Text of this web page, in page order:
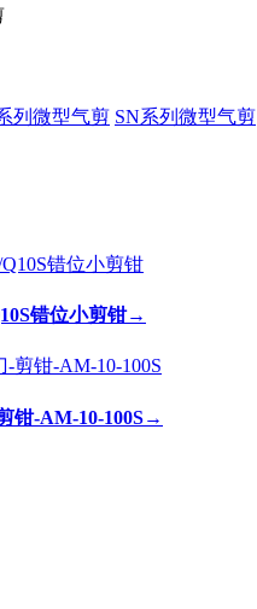
列微型气剪 SN系列微型气剪
错位小剪钳→
钳-AM-10-100S→